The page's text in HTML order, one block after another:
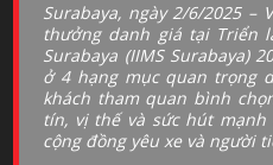
Surabaya, ngày 2/6/2025 –
thưởng danh giá tại Triển
Surabaya (IIMS Surabaya)
ở 4 hạng mục quan trọng
khách tham quan bình
tín, vị thế và sức hút
cộng đồng yêu xe và người